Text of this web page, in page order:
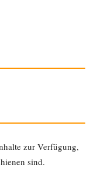
zur Verfügung,
sind.